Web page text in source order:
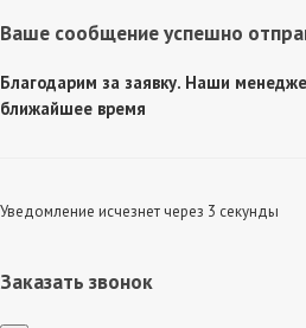
Ваше сообщение успешно
Благодарим за заявку. Наши
ближайшее время
Уведомление исчезнет через 3 секунды
Заказать звонок